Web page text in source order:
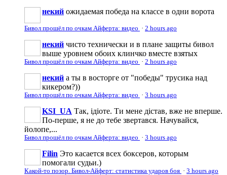
некий ожидаемая победа на классе в одни ворота
Бивол прошёл по очкам Айферта: видео · 2 hours ago
некий чисто технически и в плане защиты бивол
выше уровнем обоих клинчко вместе взятых
Бивол прошёл по очкам Айферта: видео · 2 hours ago
некий а ты в восторге от "победы" трусика над
кикером?))
Бивол прошёл по очкам Айферта: видео · 3 hours ago
KSI_UA Так, iдioтe. Ти мене дістав, вже не вперше.
По-перше, я не до тебе звертався. Начувайся,
йолопе,...
Бивол прошёл по очкам Айферта: видео · 3 hours ago
Filin Это касается всех боксеров, которым
помогали судьи.)
Какой-то позор. Бивол-Айферт: статистика ударов боя · 3 hours ago